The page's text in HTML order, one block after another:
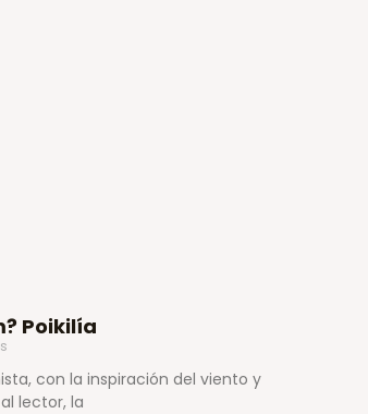
Poikilía
con la inspiración del viento y
lector, la